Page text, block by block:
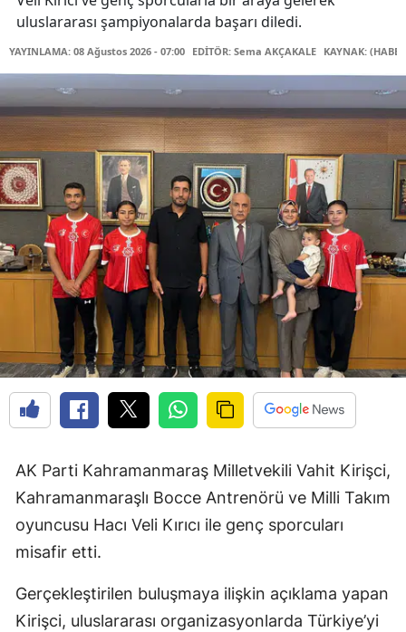
uluslararası şampiyonalarda başarı diledi.
YAYINLAMA: 08 Ağustos 2026 - 07:00 EDİTÖR: Sema AKÇAKALE KAYNAK:
AK Parti Kahramanmaraş Milletvekili Vahit Kirişci,
Kahramanmaraşlı Bocce Antrenörü ve Milli Takım
oyuncusu Hacı Veli Kırıcı ile genç sporcuları
misafir etti.
Gerçekleştirilen buluşmaya ilişkin açıklama yapan
Kirişci, uluslararası organizasyonlarda Türkiye’yi